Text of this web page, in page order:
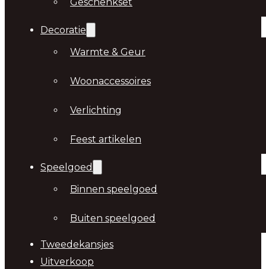
Geschenkset
Decoratie
Warmte & Geur
Woonaccessoires
Verlichting
Feest artikelen
Speelgoed
Binnen speelgoed
Buiten speelgoed
Tweedekansjes
Uitverkoop